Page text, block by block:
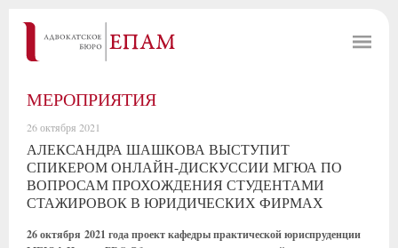
МЕРОПРИЯТИЯ
26 октября 2021
АЛЕКСАНДРА ШАШКОВА ВЫСТУПИТ
СПИКЕРОМ ОНЛАЙН-ДИСКУССИИ МГЮА ПО
ВОПРОСАМ ПРОХОЖДЕНИЯ СТУДЕНТАМИ
СТАЖИРОВОК В ЮРИДИЧЕСКИХ ФИРМАХ
26 октября 2021 года проект кафедры практической юриспруденции